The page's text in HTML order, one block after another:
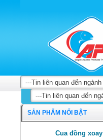
SẢN PHẨM NỔI BẬT
Cua đồng xoay